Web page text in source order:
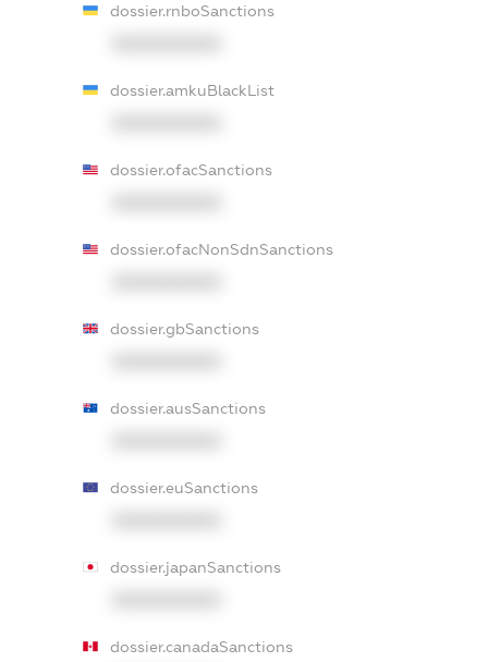
dossier.rnboSanctions
dossier.amkuBlackList
dossier.ofacSanctions
dossier.ofacNonSdnSanctions
dossier.gbSanctions
dossier.ausSanctions
dossier.euSanctions
dossier.japanSanctions
dossier.canadaSanctions